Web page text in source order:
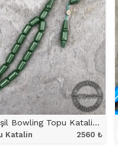
7×11,5mm Yeşil Bowling Topu Katalin Tesbih
Katalin 2560 ₺